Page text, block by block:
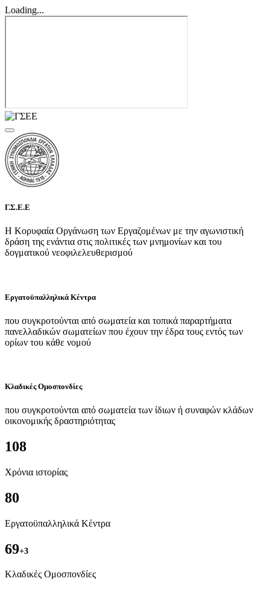
Loading...
Γ.Σ.Ε.Ε
Η Κορυφαία Οργάνωση των Εργαζομένων με την αγωνιστική
δράση της ενάντια στις πολιτικές των μνημονίων και του
δογματικού νεοφιλελευθερισμού
Εργατοϋπαλληλικά Κέντρα
που συγκροτούνται από σωματεία και τοπικά παραρτήματα
πανελλαδικών σωματείων που έχουν την έδρα τους εντός των
ορίων του κάθε νομού
Κλαδικές Ομοσπονδίες
που συγκροτούνται από σωματεία των ίδιων ή συναφών κλάδων
οικονομικής δραστηριότητας
108
Χρόνια ιστορίας
80
Εργατοϋπαλληλικά Κέντρα
69+3
Kλαδικές Ομοσπονδίες